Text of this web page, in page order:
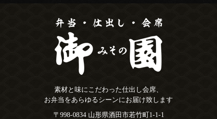
素材と味にこだわった仕出し会席、
お弁当をあらゆるシーンにお届け致します
〒998-0834 山形県酒田市若竹町1-1-1